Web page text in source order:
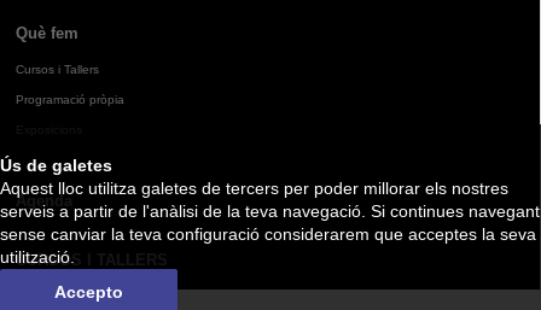
Ús de galetes
Aquest lloc utilitza galetes de tercers per poder millorar els nostres
serveis a partir de l'anàlisi de la teva navegació. Si continues navegant
sense canviar la teva configuració considerarem que acceptes la seva
utilització.
Accepto
Què fem
Cursos i Tallers
Programació pròpia
Agenda
CURSOS I TALLERS